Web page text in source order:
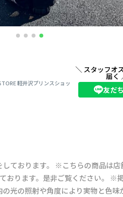
軽井沢プリンスショッ
＼ スタッフオ
届く
友だ
ております。 ※こちらの商品は店
おります。是非ご覧ください。 ※
光の照射や角度により実物と色味